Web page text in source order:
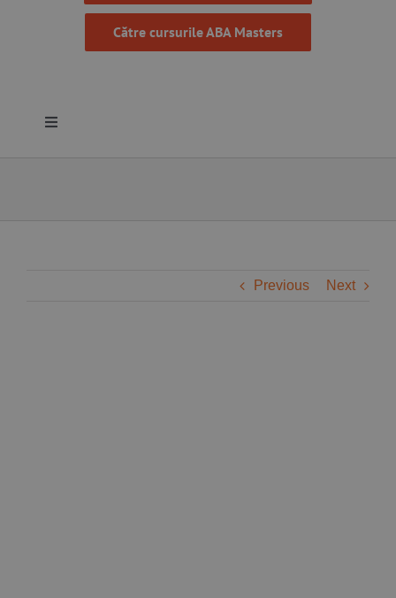
Către cursurile ABA Masters
Toggle
Previous Next